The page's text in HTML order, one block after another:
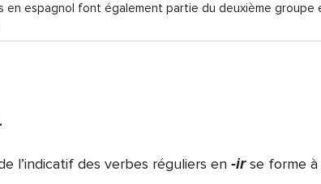
en espagnol font également partie du deuxième groupe
l’indicatif des verbes réguliers en -irse forme à